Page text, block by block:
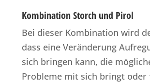
Kombination Storch und Pirol
Bei dieser Kombination wird
dass eine Veränderung
sich bringen kann, die
Probleme mit sich bringt oder